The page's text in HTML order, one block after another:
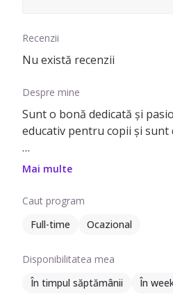
Recenzii
Nu există recenzii
Despre mine
Sunt o bonă dedicată și
educativ pentru copii și
Am obținut o diplomă în
stimulant.
Experiența mea anterioară
comunicarea eficientă cu
Mai multe
Caut program
Full-time
Ocazional
Disponibilitatea mea
În timpul săptămânii
În